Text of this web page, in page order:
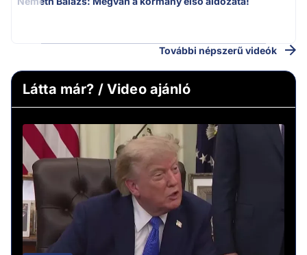
További népszerű videók
Látta már? / Video ajánló